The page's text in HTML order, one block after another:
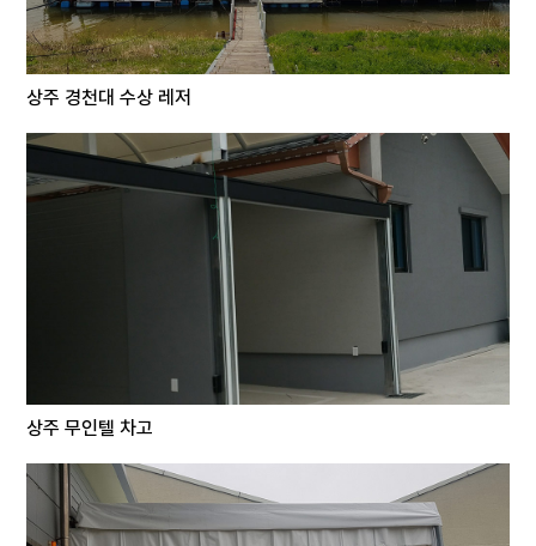
상주 경천대 수상 레저
상주 무인텔 차고